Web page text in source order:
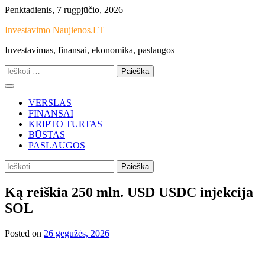
Skip
content
Penktadienis, 7 rugpjūčio, 2026
Investavimo Naujienos.LT
Investavimas, finansai, ekonomika, paslaugos
Ieškoti:
VERSLAS
FINANSAI
KRIPTO TURTAS
BŪSTAS
PASLAUGOS
Ieškoti:
Ką reiškia 250 mln. USD USDC injekcija
SOL
Posted on 26 gegužės, 2026